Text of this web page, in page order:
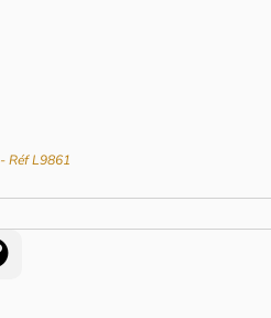
- Réf L9861